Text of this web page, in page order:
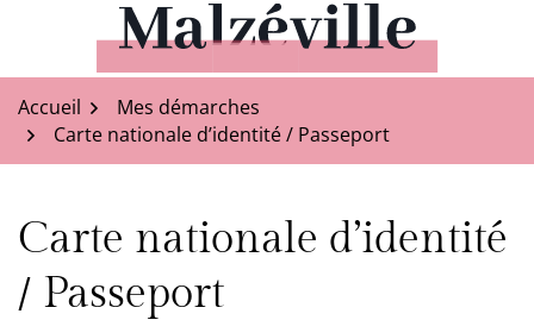
contenu
Malzéville
Accueil
Mes démarches
Carte nationale d’identité / Passeport
Carte nationale d’identité
/ Passeport